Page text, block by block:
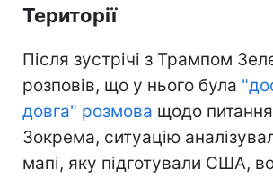
Території
Після зустрічі з Трампом
розповів, що у нього була
довга" розмова щодо питання
Зокрема, ситуацію
мапі, яку підготували США,